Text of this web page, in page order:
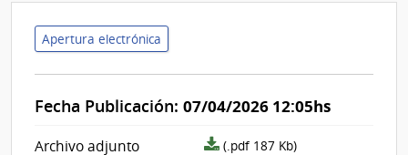
Apertura electrónica
Fecha Publicación: 07/04/2026 12:05hs
Archivo adjunto
archivo
(.pdf 187 Kb)